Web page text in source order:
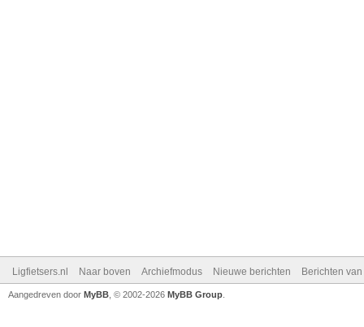
Ligfietsers.nl Naar boven Archiefmodus Nieuwe berichten Berichten
Aangedreven door MyBB , © 2002-2026 MyBB Group